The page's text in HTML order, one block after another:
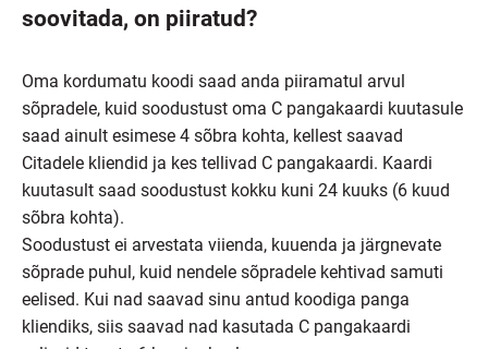
soovitada, on piiratud?
Oma kordumatu koodi saad anda piiramatul arvul
sõpradele, kuid soodustust oma C pangakaardi kuutasule
saad ainult esimese 4 sõbra kohta, kellest saavad
Citadele kliendid ja kes tellivad C pangakaardi. Kaardi
kuutasult saad soodustust kokku kuni 24 kuuks (6 kuud
sõbra kohta).
Soodustust ei arvestata viienda, kuuenda ja järgnevate
sõprade puhul, kuid nendele sõpradele kehtivad samuti
eelised. Kui nad saavad sinu antud koodiga panga
kliendiks, siis saavad nad kasutada C pangakaardi